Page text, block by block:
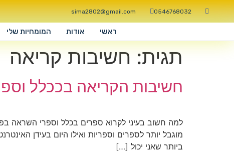
0546768032
sima2802@gmail.com
ראשי אודות המומחיות שלי
תגית:חשיבות קריאה
חשיבות הקריאה בככלל
למה חשוב בעיני לקרוא ספרים בכלל וספרי השראה
מוגבל יותר לספרים וספריות ואילו היום בעידן
ביותר שאני יכול […]